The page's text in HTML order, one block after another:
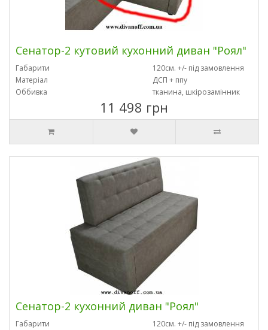
Сенатор-2 кутовий кухонний диван "Роял"
Габарити
120см. +/- під замовлення
Матеріал
ДСП + ппу
Оббивка
тканина, шкірозамінник
11 498 грн
Сенатор-2 кухонний диван "Роял"
Габарити
120см. +/- під замовлення